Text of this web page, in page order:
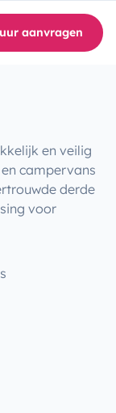
aanvragen
en veilig
campervans
derde
voor